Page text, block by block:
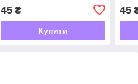
Народження королева
45₴
Купити
бік
45